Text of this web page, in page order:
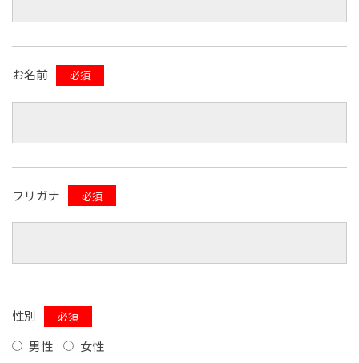
お名前 必須
フリガナ 必須
性別 必須
男性 女性